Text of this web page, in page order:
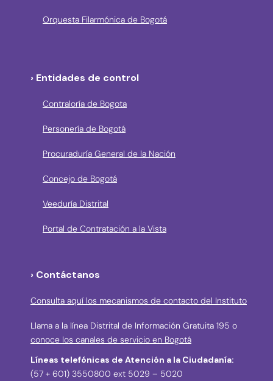
Orquesta Filarmónica de Bogotá
› Entidades de control
Contraloría de Bogota
Personería de Bogotá
Procuraduría General de la Nación
Concejo de Bogotá
Veeduría Distrital
Portal de Contratación a la Vista
› Contáctanos
Consulta aquí los mecanismos de contacto del Instituto
Llama a la línea Distrital de Información Gratuita 195 o
conoce los canales de servicio en Bogotá
Líneas telefónicas de Atención a la Ciudadanía:
(57 + 601) 3550800 ext 5029 – 5020